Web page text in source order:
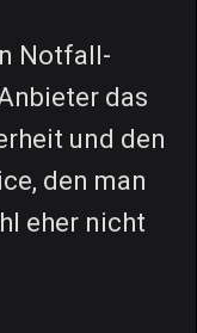
Notfall-
das
und den
den man
eher nicht